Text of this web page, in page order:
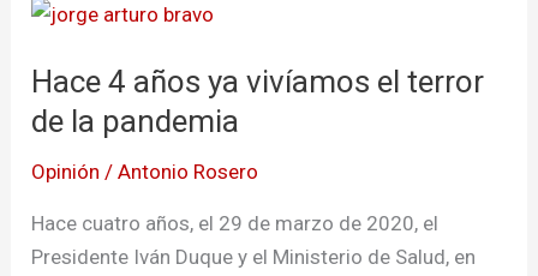
Hace 4 años ya vivíamos el terror
de la pandemia
Opinión /Antonio Rosero
Hace cuatro años, el 29 de marzo de 2020, el
Presidente Iván Duque y el Ministerio de Salud, en
Hace
años
ya
vivíamos
el
terror
de